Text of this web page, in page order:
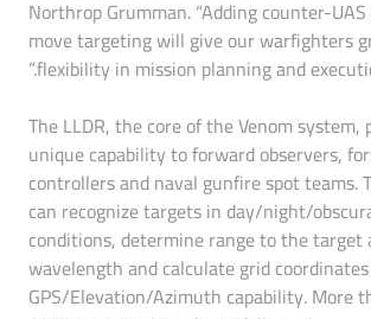
Northrop Grumman. “Adding counter-
move targeting will give our warfighters
flexibility in mission planning and
The LLDR, the core of the Venom system,
unique capability to forward observers,
controllers and naval gunfire spot teams.
can recognize targets in day/night/
conditions, determine range to the target
wavelength and calculate grid
GPS/Elevation/Azimuth capability. More